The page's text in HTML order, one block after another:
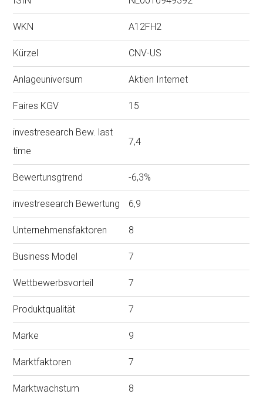
WKN A12FH2
Kürzel CNV-US
Anlageuniversum Aktien Internet
Faires KGV 15
investresearch Bew. last
time
7,4
Bewertunsgtrend -6,3%
investresearch Bewertung 6,9
Unternehmensfaktoren 8
Business Model 7
Wettbewerbsvorteil 7
Produktqualität 7
Marke 9
Marktfaktoren 7
Marktwachstum 8